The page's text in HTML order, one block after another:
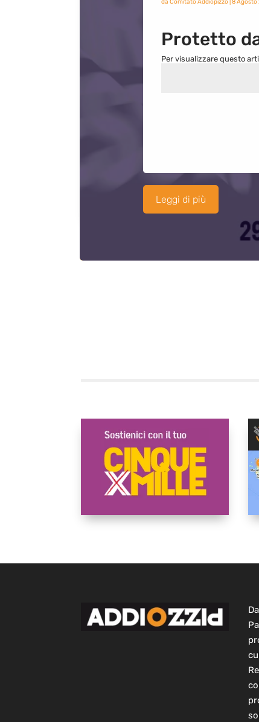
da Comitato Addiopizzo| 8 Agosto
Protetto
Per visualizzare questo
Leggi di più